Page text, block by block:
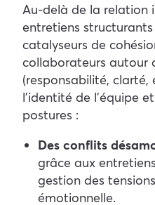
Au-delà de la relation
entretiens
catalyseurs de
collaborateurs autour
(responsabilité, clarté,
l’identité de l’équipe
postures :
Des conflits
grâce aux
gestion des
émotionnelle.